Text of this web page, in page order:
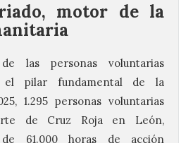
motor de la
las personas voluntarias
el pilar fundamental de la
1.295 personas voluntarias
de Cruz Roja en León,
61.000 horas de acción